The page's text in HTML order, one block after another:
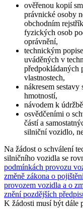
ověřenou kopií
právnické osoby
obchodním
fyzických osob
oprávnění,
technickým
uváděných v
předpokládaných
vlastnostech,
nákresem
hmotností,
návodem k
osvědčeními o
částí a
silniční vozidlo,
Na žádost o schválení
silničního vozidla se
podmínkách provozu
změně zákona o
provozem vozidla a o
znění pozdějších
K žádosti musí být dále